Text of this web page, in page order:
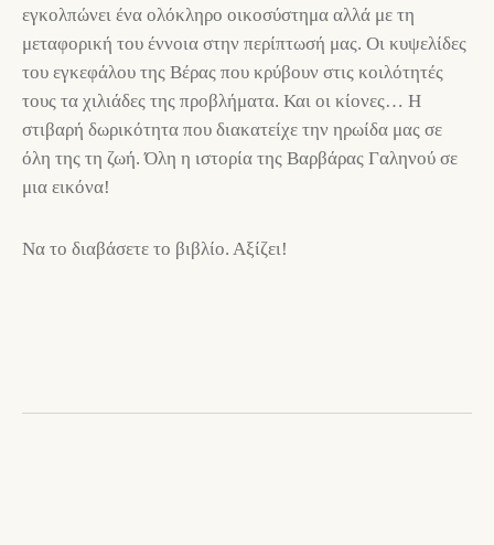
εγκολπώνει ένα ολόκληρο οικοσύστημα αλλά με τη
μεταφορική του έννοια στην περίπτωσή μας. Οι κυψελίδες
του εγκεφάλου της Βέρας που κρύβουν στις κοιλότητές
τους τα χιλιάδες της προβλήματα. Και οι κίονες… Η
στιβαρή δωρικότητα που διακατείχε την ηρωίδα μας σε
όλη της τη ζωή. Όλη η ιστορία της Βαρβάρας Γαληνού σε
μια εικόνα!
Να το διαβάσετε το βιβλίο. Αξίζει!